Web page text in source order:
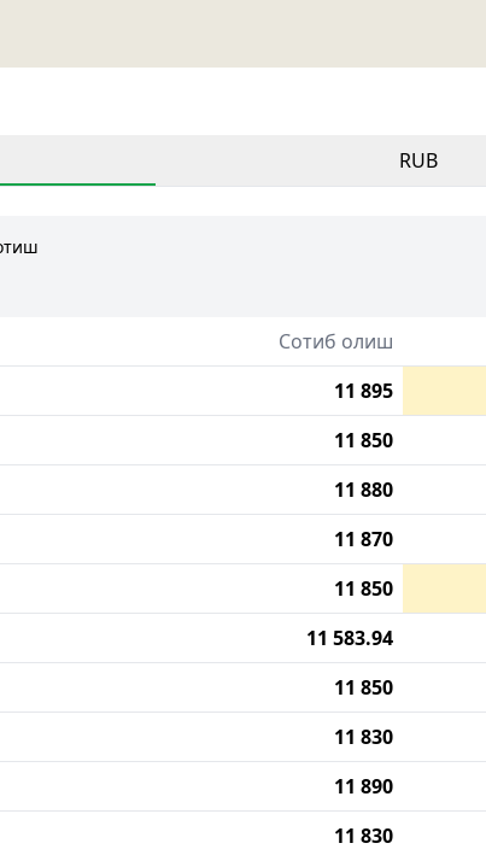
RUB
Сотиб олиш
11 895
11 850
11 880
11 870
11 850
11 583.94
11 850
11 830
11 890
11 830